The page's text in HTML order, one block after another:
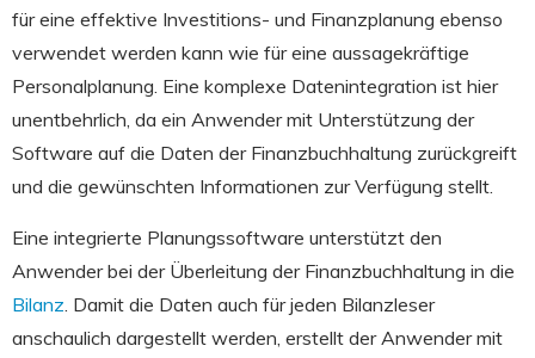
für eine effektive Investitions- und Finanzplanung ebenso
verwendet werden kann wie für eine aussagekräftige
Personalplanung. Eine komplexe Datenintegration ist hier
unentbehrlich, da ein Anwender mit Unterstützung der
Software auf die Daten der Finanzbuchhaltung zurückgreift
und die gewünschten Informationen zur Verfügung stellt.
Eine integrierte Planungssoftware unterstützt den
Anwender bei der Überleitung der Finanzbuchhaltung in die
Bilanz. Damit die Daten auch für jeden Bilanzleser
anschaulich dargestellt werden, erstellt der Anwender mit